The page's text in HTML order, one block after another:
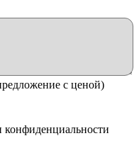
с ценой)
конфиденциальности